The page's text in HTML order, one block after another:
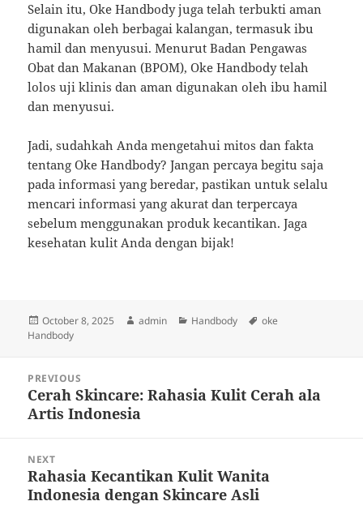
Selain itu, Oke Handbody juga telah terbukti aman
digunakan oleh berbagai kalangan, termasuk ibu
hamil dan menyusui. Menurut Badan Pengawas
Obat dan Makanan (BPOM), Oke Handbody telah
lolos uji klinis dan aman digunakan oleh ibu hamil
dan menyusui.
Jadi, sudahkah Anda mengetahui mitos dan fakta
tentang Oke Handbody? Jangan percaya begitu saja
pada informasi yang beredar, pastikan untuk selalu
mencari informasi yang akurat dan terpercaya
sebelum menggunakan produk kecantikan. Jaga
kesehatan kulit Anda dengan bijak!
Posted
on
October 8, 2025 Author
admin Categories
Handbody Tags
oke
Handbody
navigation
PREVIOUS
Previous
post:
Cerah Skincare: Rahasia Kulit Cerah ala
Artis Indonesia
NEXT
Next
post:
Rahasia Kecantikan Kulit Wanita
Indonesia dengan Skincare Asli